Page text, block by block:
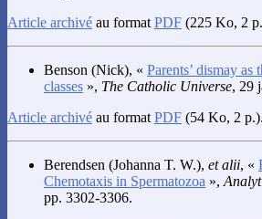
Article archivé au format PDF (225 Ko, 2
Benson (Nick), « Parents’ dismay
classes », The Catholic Universe, 29
Article archivé au format PDF (54 Ko, 2 p.).
Berendsen (Johanna T. W.), et alii, «
Chemotaxis in Spermatozoa »,
pp. 3302-3306.